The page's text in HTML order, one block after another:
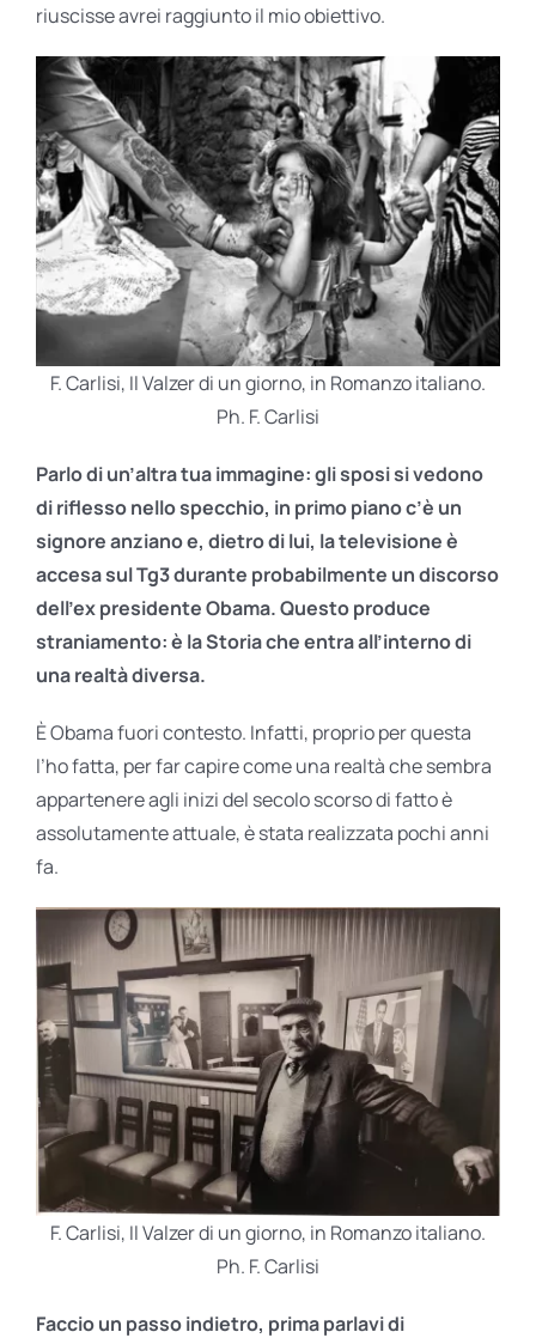
riuscisse avrei raggiunto il mio obiettivo.
F. Carlisi, Il Valzer di un giorno, in Romanzo italiano.
Ph. F. Carlisi
Parlo di un’altra tua immagine: gli sposi si vedono
di riflesso nello specchio, in primo piano c’è un
signore anziano e, dietro di lui, la televisione è
accesa sul Tg3 durante probabilmente un discorso
dell’ex presidente Obama. Questo produce
straniamento: è la Storia che entra all’interno di
una realtà diversa.
È Obama fuori contesto. Infatti, proprio per questa
l’ho fatta, per far capire come una realtà che sembra
appartenere agli inizi del secolo scorso di fatto è
assolutamente attuale, è stata realizzata pochi anni
fa.
F. Carlisi, Il Valzer di un giorno, in Romanzo italiano.
Ph. F. Carlisi
Faccio un passo indietro, prima parlavi di